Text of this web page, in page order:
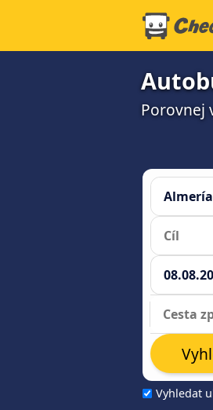
Porovnej
Vyhledat